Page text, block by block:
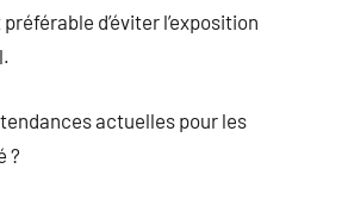
d’éviter l’exposition
actuelles pour les
?